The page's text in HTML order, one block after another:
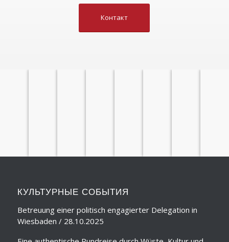
Контакт
КУЛЬТУРНЫЕ СОБЫТИЯ
Betreuung einer politisch engagierter Delegation in
Wiesbaden / 28.10.2025